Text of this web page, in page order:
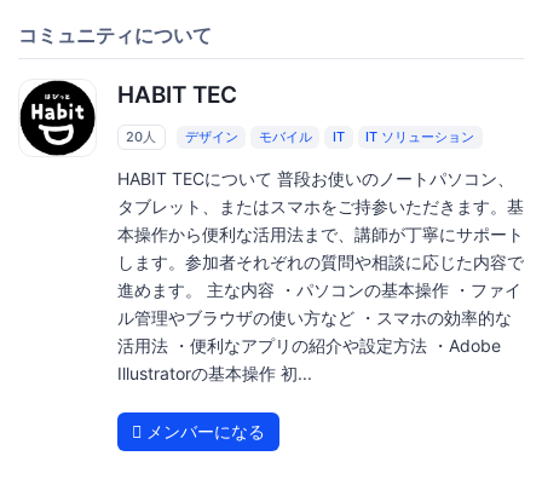
コミュニティについて
HABIT TEC
20人 デザイン モバイル IT IT ソリューション
HABIT TECについて 普段お使いのノートパソコン、
タブレット、またはスマホをご持参いただきます。基
本操作から便利な活用法まで、講師が丁寧にサポート
します。参加者それぞれの質問や相談に応じた内容で
進めます。 主な内容 ・パソコンの基本操作 ・ファイ
ル管理やブラウザの使い方など ・スマホの効率的な
活用法 ・便利なアプリの紹介や設定方法 ・Adobe
Illustratorの基本操作 初...
メンバーになる